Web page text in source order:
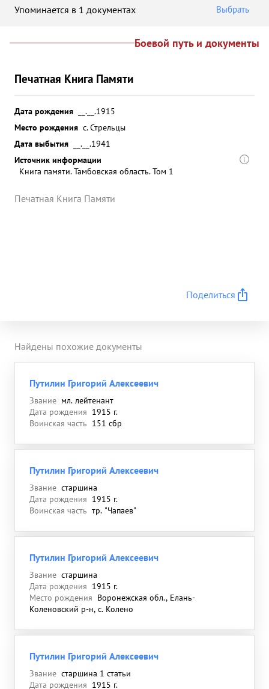
Упоминается в 1 документах Выбрать
Боевой путь и документы
Печатная Книга Памяти
Дата рождения
__.__.1915
Место рождения с. Стрельцы
Дата выбытия
__.__.1941
Источник информации
Книга памяти. Тамбовская область. Том 1
Печатная Книга Памяти
Поделиться
Найдены похожие документы
Путилин Григорий Алексеевич
Звание мл. лейтенант
Дата рождения 1915 г.
Воинская часть 151 сбр
Путилин Григорий Алексеевич
Звание старшина
Дата рождения 1915 г.
Воинская часть тр. "Чапаев"
Путилин Григорий Алексеевич
Звание старшина
Дата рождения 1915 г.
Место рождения Воронежская обл., Елань-
Коленовский р-н, с. Колено
Путилин Григорий Алексеевич
Звание старшина 1 статьи
Дата рождения 1915 г.